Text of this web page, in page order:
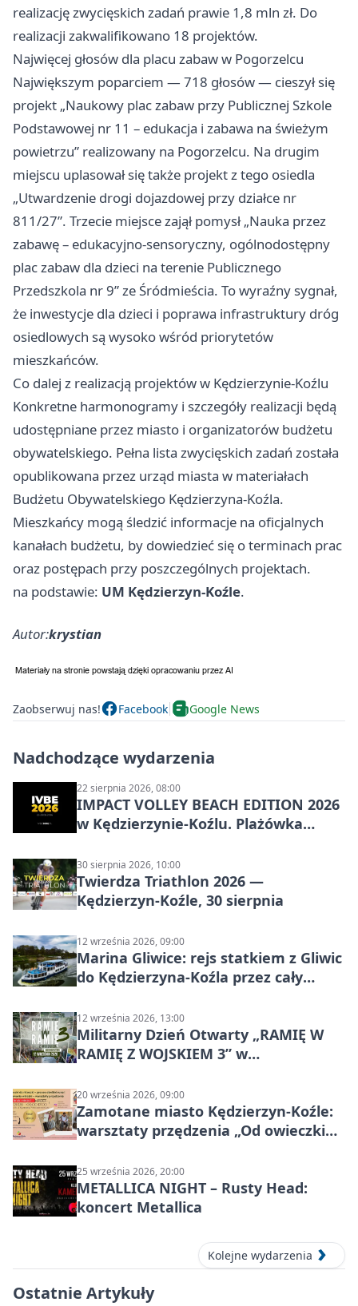
realizację zwycięskich zadań prawie 1,8 mln zł. Do
realizacji zakwalifikowano 18 projektów.
Najwięcej głosów dla placu zabaw w Pogorzelcu
Największym poparciem — 718 głosów — cieszył się
projekt „Naukowy plac zabaw przy Publicznej Szkole
Podstawowej nr 11 – edukacja i zabawa na świeżym
powietrzu” realizowany na Pogorzelcu. Na drugim
miejscu uplasował się także projekt z tego osiedla
„Utwardzenie drogi dojazdowej przy działce nr
811/27”. Trzecie miejsce zajął pomysł „Nauka przez
zabawę – edukacyjno-sensoryczny, ogólnodostępny
plac zabaw dla dzieci na terenie Publicznego
Przedszkola nr 9” ze Śródmieścia. To wyraźny sygnał,
że inwestycje dla dzieci i poprawa infrastruktury dróg
osiedlowych są wysoko wśród priorytetów
mieszkańców.
Co dalej z realizacją projektów w Kędzierzynie-Koźlu
Konkretne harmonogramy i szczegóły realizacji będą
udostępniane przez miasto i organizatorów budżetu
obywatelskiego. Pełna lista zwycięskich zadań została
opublikowana przez urząd miasta w materiałach
Budżetu Obywatelskiego Kędzierzyna-Koźla.
Mieszkańcy mogą śledzić informacje na oficjalnych
kanałach budżetu, by dowiedzieć się o terminach prac
oraz postępach przy poszczególnych projektach.
na podstawie: UM Kędzierzyn-Koźle.
Autor:krystian
Zaobserwuj nas! Facebook Google News
Nadchodzące wydarzenia
22 sierpnia 2026, 08:00
IMPACT VOLLEY BEACH EDITION 2026
w Kędzierzynie-Koźlu. Plażówka
30 sierpnia 2026, 10:00
Twierdza Triathlon 2026 —
Kędzierzyn-Koźle, 30 sierpnia
12 września 2026, 09:00
Marina Gliwice: rejs statkiem z Gliwic
do Kędzierzyna-Koźla przez cały
12 września 2026, 13:00
Militarny Dzień Otwarty „RAMIĘ W
RAMIĘ Z WOJSKIEM 3” w
20 września 2026, 09:00
Zamotane miasto Kędzierzyn-Koźle:
warsztaty przędzenia „Od owieczki
25 września 2026, 20:00
METALLICA NIGHT – Rusty Head:
koncert Metallica
Kolejne wydarzenia
Ostatnie Artykuły